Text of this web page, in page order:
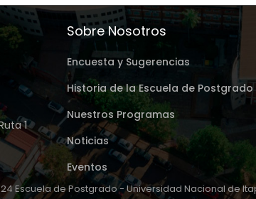
1
Sobre Nosotros
Encuesta y Sugerencias
Historia de la Escuela de Postgrado
Nuestros Programas
Noticias
Eventos
Escuela de Postgrado - Universidad Nacional de